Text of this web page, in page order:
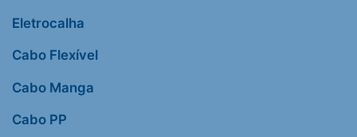
Eletrocalha
Cabo Flexível
Cabo Manga
Cabo PP